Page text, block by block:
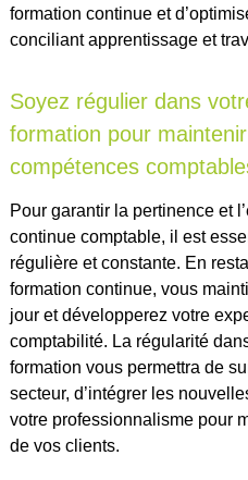
formation continue et
conciliant apprentissage et
Soyez régulier dans
formation pour
compétences
Pour garantir la pertinence et
continue comptable, il est
régulière et constante. En
formation continue, vous
jour et développerez votre
comptabilité. La régularité
formation vous permettra de
secteur, d’intégrer les
votre professionnalisme pour
de vos clients.